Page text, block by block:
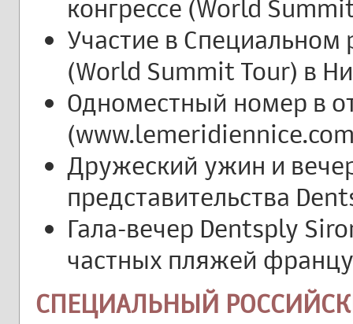
конгрессе (World
Участие в Специальном
(World Summit Tour) в
Одноместный номер в
Дружеский ужин и
представительства
Гала-вечер Dentsply
частных пляжей
СПЕЦИАЛЬНЫЙ